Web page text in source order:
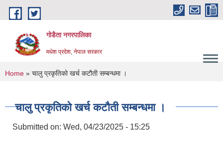
Skip to main content
गोडैता नगरपालिका
मधेश प्रदेश, नेपाल सरकार
You are here
Home » चालु प्रकृतिको खर्च कटौती सम्बन्धमा ।
चालु प्रकृतिको खर्च कटौती सम्बन्धमा ।
Submitted on: Wed, 04/23/2025 - 15:25